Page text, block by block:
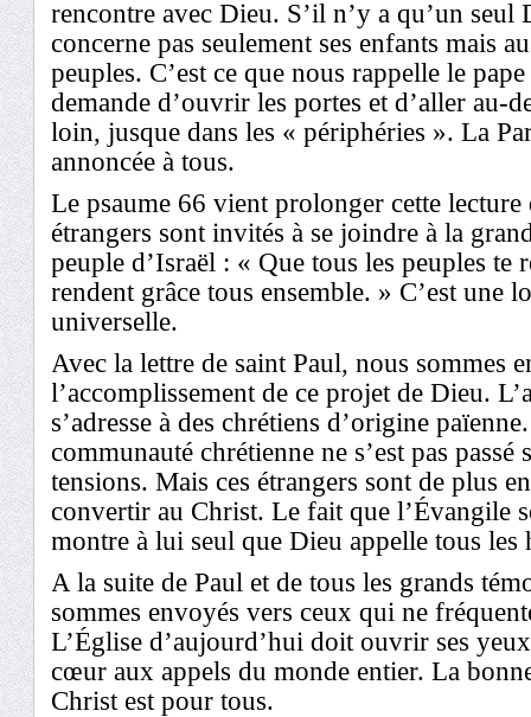
rencontre avec Dieu. S’il n’y a qu’un seul
concerne pas seulement ses enfants mais
peuples. C’est ce que nous rappelle le
demande d’ouvrir les portes et d’aller au-
loin, jusque dans les « périphéries ». La
annoncée à tous.
Le psaume 66 vient prolonger cette lecture
étrangers sont invités à se joindre à la
peuple d’Israël : « Que tous les peuples te
rendent grâce tous ensemble. » C’est une
universelle.
Avec la lettre de saint Paul, nous sommes
l’accomplissement de ce projet de Dieu.
s’adresse à des chrétiens d’origine
communauté chrétienne ne s’est pas passé
tensions. Mais ces étrangers sont de plus
convertir au Christ. Le fait que l’Évangile
montre à lui seul que Dieu appelle tous les
A la suite de Paul et de tous les grands
sommes envoyés vers ceux qui ne
L’Église d’aujourd’hui doit ouvrir ses
cœur aux appels du monde entier. La
Christ est pour tous.